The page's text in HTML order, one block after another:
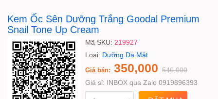
Kem Ốc Sên Dưỡng Trắng Goodal Premium
Snail Tone Up Cream
Mã SKU: 219927
Loại: Dưỡng Da Mặt
Giá bán: 350,000 540,000
Giá sỉ: INBOX qua Zalo 0919896393